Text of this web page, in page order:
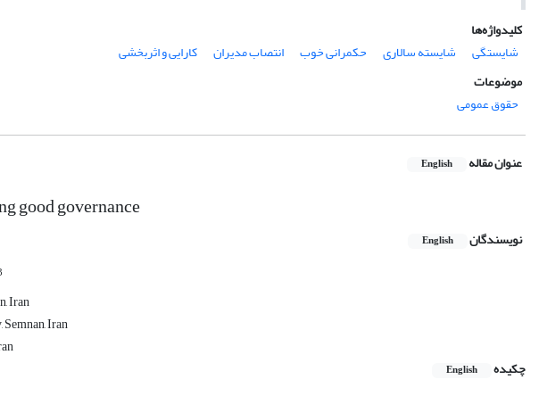
کلیدواژه‌ها
شایستگی
شایسته سالاری حکمرانی خوب انتصاب مدیران
کارایی و اثربخشی
موضوعات
حقوق عمومی
عنوان مقاله English
good governance
نویسندگان English
Iran
Iran
چکیده
English